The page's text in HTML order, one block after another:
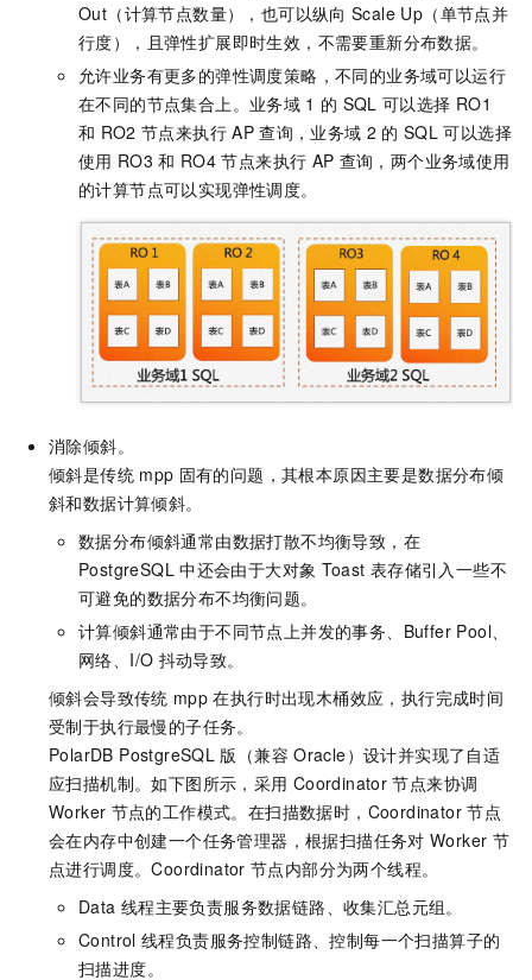
Out（计算节点数量），也可以纵向 Scale Up（单节点并
行度），且弹性扩展即时生效，不需要重新分布数据。
允许业务有更多的弹性调度策略，不同的业务域可以运行
在不同的节点集合上。业务域 1 的 SQL 可以选择 RO1
和 RO2 节点来执行 AP 查询，业务域 2 的 SQL 可以选择
使用 RO3 和 RO4 节点来执行 AP 查询，两个业务域使用
的计算节点可以实现弹性调度。
消除倾斜。
倾斜是传统 mpp 固有的问题，其根本原因主要是数据分布倾
斜和数据计算倾斜。
数据分布倾斜通常由数据打散不均衡导致，在
PostgreSQL 中还会由于大对象 Toast 表存储引入一些不
可避免的数据分布不均衡问题。
计算倾斜通常由于不同节点上并发的事务、Buffer Pool、
网络、I/O 抖动导致。
倾斜会导致传统 mpp 在执行时出现木桶效应，执行完成时间
受制于执行最慢的子任务。
PolarDB PostgreSQL 版（兼容 Oracle） 设计并实现了自适
应扫描机制。如下图所示，采用 Coordinator 节点来协调
Worker 节点的工作模式。在扫描数据时，Coordinator 节点
会在内存中创建一个任务管理器，根据扫描任务对 Worker 节
点进行调度。Coordinator 节点内部分为两个线程。
Data 线程主要负责服务数据链路、收集汇总元组。
Control 线程负责服务控制链路、控制每一个扫描算子的
扫描进度。